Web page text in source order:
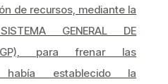
de recursos, mediante la
GENERAL DE
(SGP), para frenar las
había establecido la